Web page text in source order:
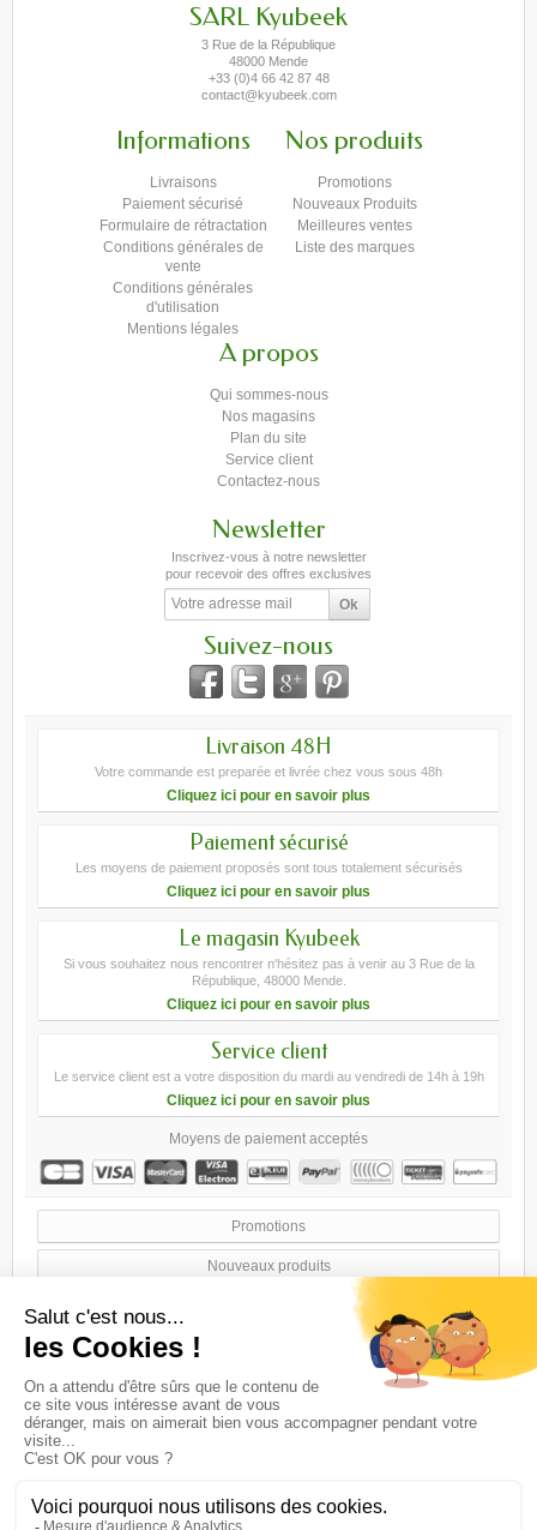
SARL Kyubeek
3 Rue de la République
48000 Mende
+33 (0)4 66 42 87 48
contact@kyubeek.com
Informations
Livraisons
Paiement sécurisé
Formulaire de rétractation
Conditions générales de
vente
Conditions générales
d'utilisation
Mentions légales
Nos produits
Promotions
Nouveaux Produits
Meilleures ventes
Liste des marques
A propos
Qui sommes-nous
Nos magasins
Plan du site
Service client
Contactez-nous
Newsletter
Inscrivez-vous à notre newsletter
pour recevoir des offres exclusives
Suivez-nous
Livraison 48H
Votre commande est preparée et livrée chez vous sous 48h
Cliquez ici pour en savoir plus
Paiement sécurisé
Les moyens de paiement proposés sont tous totalement sécurisés
Cliquez ici pour en savoir plus
Le magasin Kyubeek
Si vous souhaitez nous rencontrer n'hésitez pas à venir au 3 Rue de la
République, 48000 Mende.
Cliquez ici pour en savoir plus
Service client
Le service client est a votre disposition du mardi au vendredi de 14h à 19h
Cliquez ici pour en savoir plus
Moyens de paiement acceptés
Promotions
Nouveaux produits
Contactez-nous
Conditions générales de ventes
sitemap